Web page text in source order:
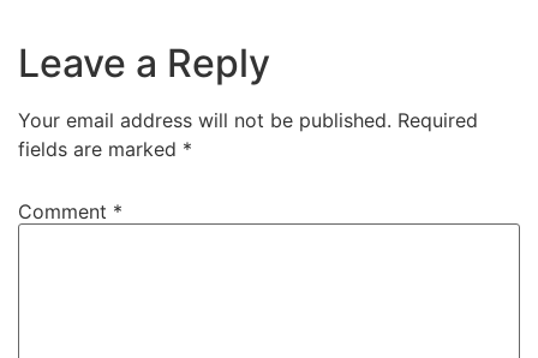
Leave a Reply
Your email address will not be published. Required
fields are marked *
Comment *